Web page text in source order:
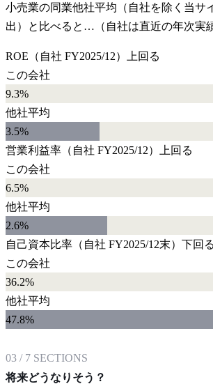
小売業の同業他社平均（自社を除く当サ
出）と比べると…（自社は直近の年次実
ROE （自社 FY2025/12）
上回る
この会社
9.3%
他社平均
3.5%
営業利益率 （自社 FY2025/12）
上回る
この会社
6.5%
他社平均
2.6%
自己資本比率 （自社 FY2025/12末） 下回る
この会社
36.2%
他社平均
47.8%
03 / 7 SECTIONS
将来どうなりそう？